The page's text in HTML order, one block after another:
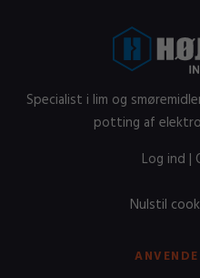
Specialist i lim og
potting af
Log ind |
Nulstil